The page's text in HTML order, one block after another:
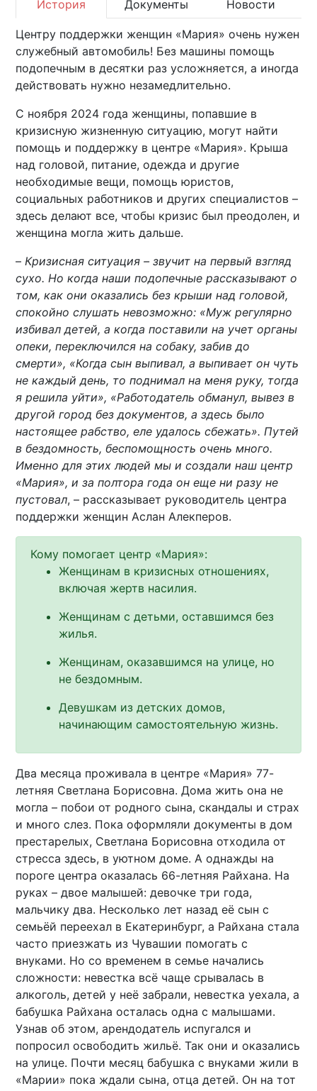
История Документы Новости
Центру поддержки женщин «Мария» очень нужен
служебный автомобиль! Без машины помощь
подопечным в десятки раз усложняется, а иногда
действовать нужно незамедлительно.
С ноября 2024 года женщины, попавшие в
кризисную жизненную ситуацию, могут найти
помощь и поддержку в центре «Мария». Крыша
над головой, питание, одежда и другие
необходимые вещи, помощь юристов,
социальных работников и других специалистов –
здесь делают все, чтобы кризис был преодолен, и
женщина могла жить дальше.
–Кризисная ситуация – звучит на первый взгляд
сухо. Но когда наши подопечные рассказывают о
том, как они оказались без крыши над головой,
спокойно слушать невозможно: «Муж регулярно
избивал детей, а когда поставили на учет органы
опеки, переключился на собаку, забив до
смерти», «Когда сын выпивал, а выпивает он чуть
не каждый день, то поднимал на меня руку, тогда
я решила уйти», «Работодатель обманул, вывез в
другой город без документов, а здесь было
настоящее рабство, еле удалось сбежать». Путей
в бездомность, беспомощность очень много.
Именно для этих людей мы и создали наш центр
«Мария», и за полтора года он еще ни разу не
пустовал,– рассказывает руководитель центра
поддержки женщин Аслан Алекперов.
Кому помогает центр «Мария»:
Женщинам в кризисных отношениях,
включая жертв насилия.
Женщинам с детьми, оставшимся без
жилья.
Женщинам, оказавшимся на улице, но
не бездомным.
Девушкам из детских домов,
начинающим самостоятельную жизнь.
Два месяца проживала в центре «Мария» 77-
летняя Светлана Борисовна. Дома жить она не
могла – побои от родного сына, скандалы и страх
и много слез. Пока оформляли документы в дом
престарелых, Светлана Борисовна отходила от
стресса здесь, в уютном доме. А однажды на
пороге центра оказалась 66-летняя Райхана. На
руках – двое малышей: девочке три года,
мальчику два. Несколько лет назад её сын с
семьёй переехал в Екатеринбург, а Райхана стала
часто приезжать из Чувашии помогать с
внуками. Но со временем в семье начались
сложности: невестка всё чаще срывалась в
алкоголь, детей у неё забрали, невестка уехала, а
бабушка Райхана осталась одна с малышами.
Узнав об этом, арендодатель испугался и
попросил освободить жильё. Так они и оказались
на улице. Почти месяц бабушка с внуками жили в
«Марии» пока ждали сына, отца детей. Он на тот